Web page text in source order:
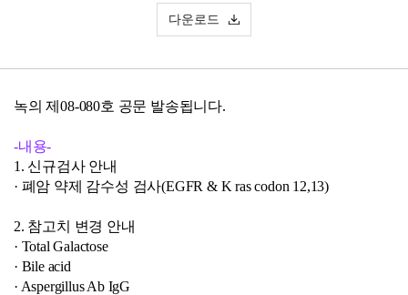
다운로드
녹의 제08-080호 공문 발송됩니다.
-내용-
1. 신규검사 안내
· 폐암 약제 감수성 검사(EGFR & K ras codon 12,13)
2. 참고치 변경 안내
· Total Galactose
· Bile acid
· Aspergillus Ab IgG